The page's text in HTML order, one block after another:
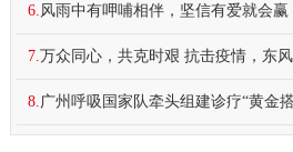
6. 风雨中有呷哺相伴，坚信有爱就会赢
7. 万众同心，共克时艰 抗击疫情，东
8. 广州呼吸国家队牵头组建诊疗“黄金